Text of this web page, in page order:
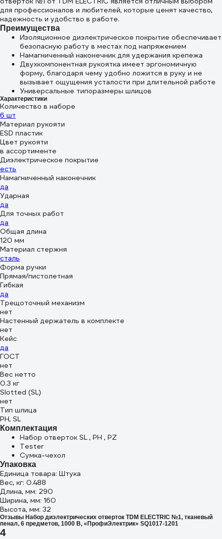
для профессионалов и любителей, которые ценят качество,
надежность и удобство в работе.
Преимущества
Изоляционное диэлектрическое покрытие обеспечивает
безопасную работу в местах под напряжением
Намагниченный наконечник для удержания крепежа
Двухкомпонентная рукоятка имеет эргономичную
форму, благодаря чему удобно ложится в руку и не
вызывает ощущения усталости при длительной работе
Универсальные типоразмеры шлицов
Характеристики
Количество в наборе
6 шт
Материал рукояти
ESD пластик
Цвет рукояти
в ассортименте
Диэлектрическое покрытие
есть
Намагниченный наконечник
да
Ударная
да
Для точных работ
да
Общая длина
120 мм
Материал стержня
сталь
Форма ручки
Прямая/пистолетная
Гибкая
да
Трещоточный механизм
нет
Настенный держатель в комплекте
нет
Кейс
да
ГОСТ
нет
Вес нетто
0.3 кг
Slotted (SL)
нет
Тип шлица
PH, SL
Комплектация
Набор отверток SL , PH , PZ
Tester
Сумка-чехол
Упаковка
Единица товара: Штука
Вес, кг: 0.488
Длина, мм: 290
Ширина, мм: 160
Высота, мм: 32
Отзывы Набор диэлектрических отверток TDM ELECTRIC №1, тканевый
пенал, 6 предметов, 1000 В, «ПрофиЭлектрик» SQ1017-1201
4